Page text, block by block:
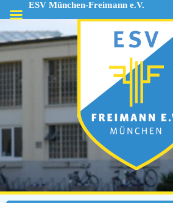
ESV
München-
Freimann
ESV München-Freimann e.V.